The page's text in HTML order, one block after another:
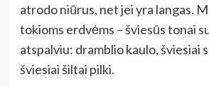
atrodo niūrus, net jei yra langas.
tokioms erdvėms – šviesūs tonai
atspalviu: dramblio kaulo, šviesiai
šviesiai šiltai pilki.